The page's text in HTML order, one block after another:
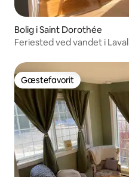
Bolig i Saint Dorothée
Feriested ved vandet i
Gæstefavorit
Gæstefavorit